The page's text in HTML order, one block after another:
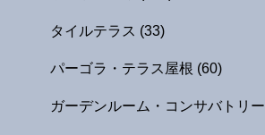
タイルテラス (33)
パーゴラ・テラス屋根 (60)
ガーデンルーム・コンサバトリー